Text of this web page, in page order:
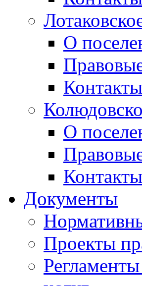
О
Контакты
О
Контакты
Документы
Проекты